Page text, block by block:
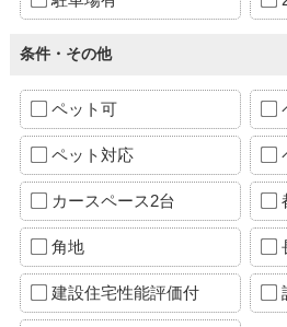
条件・その他
ペット可
ペット対応
カースペース2台
角地
建設住宅性能評価付